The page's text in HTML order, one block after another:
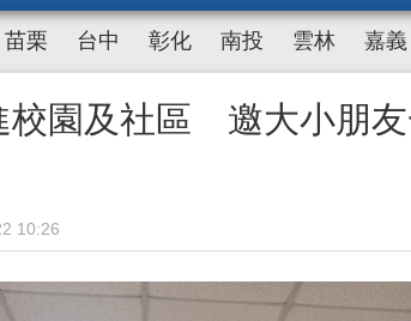
苗栗 台中 彰化 南投 雲林 嘉義
校園及社區 邀大小朋
10:26